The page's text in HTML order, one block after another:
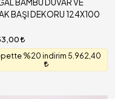
BAŞI DEKORU 124X100
%20 indirim 5.962,40